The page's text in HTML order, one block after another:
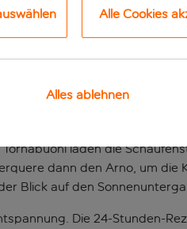
Florenz
und die Kirche San
du auf der Piazza della
laden die
dann den Arno, um
Blick auf den
Die 24-Stunden-
Alle Cookies
Alles ablehnen